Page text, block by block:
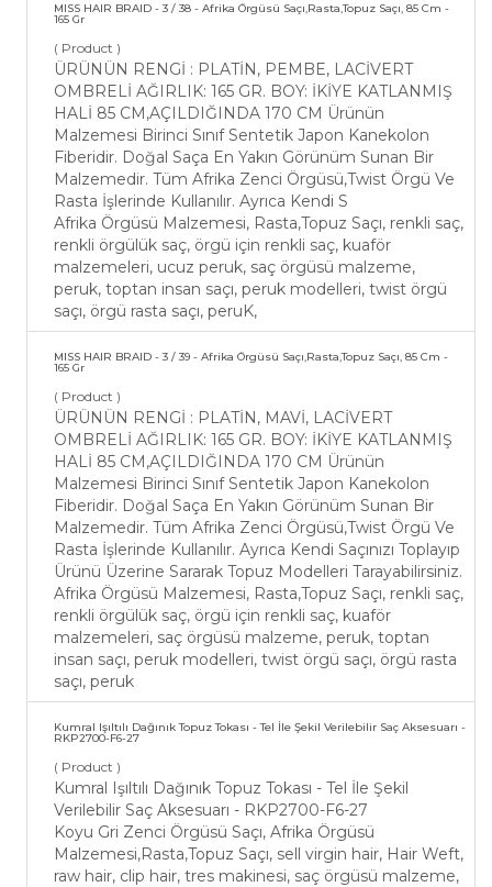
MISS HAIR BRAID - 3 / 38 - Afrika Örgüsü Saçı,Rasta,Topuz Saçı, 85 Cm -
165 Gr
( Product )
ÜRÜNÜN RENGİ : PLATİN, PEMBE, LACİVERT
OMBRELİ AĞIRLIK: 165 GR. BOY: İKİYE KATLANMIŞ
HALİ 85 CM,AÇILDIĞINDA 170 CM Ürünün
Malzemesi Birinci Sınıf Sentetik Japon Kanekolon
Fiberidir. Doğal Saça En Yakın Görünüm Sunan Bir
Malzemedir. Tüm Afrika Zenci Örgüsü,Twist Örgü Ve
Rasta İşlerinde Kullanılır. Ayrıca Kendi S
Afrika Örgüsü Malzemesi, Rasta,Topuz Saçı, renkli saç,
renkli örgülük saç, örgü için renkli saç, kuaför
malzemeleri, ucuz peruk, saç örgüsü malzeme,
peruk, toptan insan saçı, peruk modelleri, twist örgü
saçı, örgü rasta saçı, peruK,
MISS HAIR BRAID - 3 / 39 - Afrika Örgüsü Saçı,Rasta,Topuz Saçı, 85 Cm -
165 Gr
( Product )
ÜRÜNÜN RENGİ : PLATİN, MAVİ, LACİVERT
OMBRELİ AĞIRLIK: 165 GR. BOY: İKİYE KATLANMIŞ
HALİ 85 CM,AÇILDIĞINDA 170 CM Ürünün
Malzemesi Birinci Sınıf Sentetik Japon Kanekolon
Fiberidir. Doğal Saça En Yakın Görünüm Sunan Bir
Malzemedir. Tüm Afrika Zenci Örgüsü,Twist Örgü Ve
Rasta İşlerinde Kullanılır. Ayrıca Kendi Saçınızı Toplayıp
Ürünü Üzerine Sararak Topuz Modelleri Tarayabilirsiniz.
Afrika Örgüsü Malzemesi, Rasta,Topuz Saçı, renkli saç,
renkli örgülük saç, örgü için renkli saç, kuaför
malzemeleri, saç örgüsü malzeme, peruk, toptan
insan saçı, peruk modelleri, twist örgü saçı, örgü rasta
saçı, peruk
Kumral Işıltılı Dağınık Topuz Tokası - Tel İle Şekil Verilebilir Saç Aksesuarı -
RKP2700-F6-27
( Product )
Kumral Işıltılı Dağınık Topuz Tokası - Tel İle Şekil
Verilebilir Saç Aksesuarı - RKP2700-F6-27
Koyu Gri Zenci Örgüsü Saçı, Afrika Örgüsü
Malzemesi,Rasta,Topuz Saçı, sell virgin hair, Hair Weft,
raw hair, clip hair, tres makinesi, saç örgüsü malzeme,